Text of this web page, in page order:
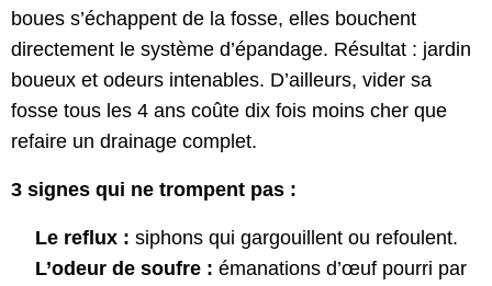
boues s’échappent de la fosse, elles bouchent
directement le système d’épandage. Résultat : jardin
boueux et odeurs intenables. D’ailleurs, vider sa
fosse tous les 4 ans coûte dix fois moins cher que
refaire un drainage complet.
3 signes qui ne trompent pas :
Le reflux : siphons qui gargouillent ou refoulent.
L’odeur de soufre : émanations d’œuf pourri par